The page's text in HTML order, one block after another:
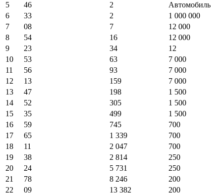
5
46 2
Автомобиль
6
33 2
1 000 000
7
08 7
12 000
8
54 16
12 000
9
23 34
12
10
53 63
7 000
11
56 93
7 000
12
13 159
7 000
13
47 198
1 500
14
52 305
1 500
15
35 499
1 500
16
59 745
700
17
65 1 339
700
18
11 2 047
700
19
38 2 814
250
20
24 5 731
250
21
78 8 246
200
22
09 13 382
200